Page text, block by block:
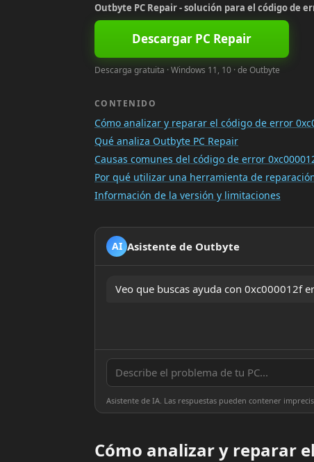
Outbyte PC Repair - solución para el código de
Descargar PC Repair
Descarga gratuita · Windows 11, 10 · de Outbyte
CONTENIDO
Cómo analizar y reparar el código de error
Qué analiza Outbyte PC Repair
Causas comunes del código de error
Por qué utilizar una herramienta de
Información de la versión y limitaciones
AI Asistente de Outbyte
Veo que buscas ayuda con 0xc000012f
Asistente de IA. Las respuestas pueden contener
Cómo analizar y reparar